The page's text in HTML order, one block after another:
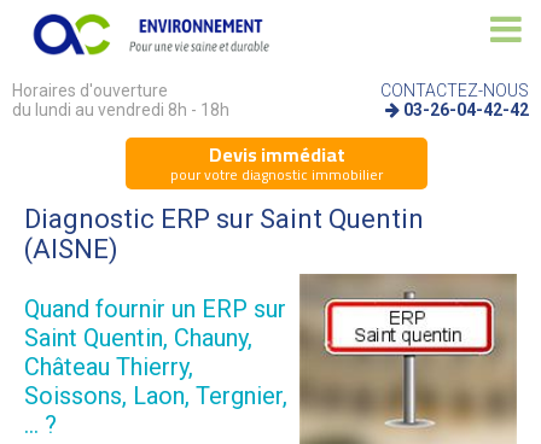
Horaires d'ouverture
du lundi au vendredi 8h - 18h
CONTACTEZ-NOUS
03-26-04-42-42
Devis immédiat
pour votre diagnostic immobilier
Diagnostic ERP sur Saint Quentin
(AISNE)
Quand fournir un ERP sur
Saint Quentin, Chauny,
Château Thierry,
Soissons, Laon, Tergnier,
... ?